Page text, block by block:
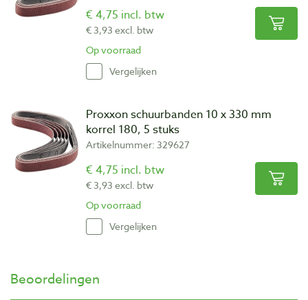
€ 4,75 incl. btw
€ 3,93 excl. btw
Op voorraad
Vergelijken
Proxxon schuurbanden 10 x 330 mm
korrel 180, 5 stuks
Artikelnummer: 329627
€ 4,75 incl. btw
€ 3,93 excl. btw
Op voorraad
Vergelijken
Beoordelingen